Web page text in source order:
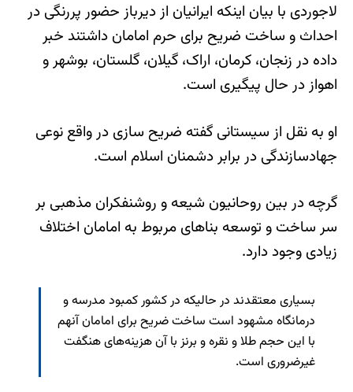
لاجوردی با بیان اینکه ایرانیان از دیرباز حضور پررنگی در
احداث و ساخت ضریح برای حرم امامان داشتند خبر
داده در زنجان، کرمان، اراک، گیلان، گلستان، بوشهر و
اهواز در حال پیگیری است.
او به نقل از سیستانی گفته ضریح سازی در واقع نوعی
جهادسازندگی در برابر دشمنان اسلام است.
گرچه در بین روحانیون شیعه و روشنفکران مذهبی بر
سر ساخت و توسعه بناهای مربوط به امامان اختلاف
زیادی وجود دارد.
بسیاری معتقدند در حالیکه در کشور کمبود مدرسه و
درمانگاه مشهود است ساخت ضریح‌ برای امامان آنهم
با این حجم طلا و نقره و برنز با آن هزینه‌های هنگفت
غیرضروری است.